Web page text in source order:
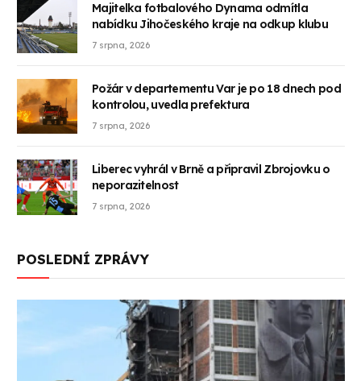
Majitelka fotbalového Dynama odmítla
nabídku Jihočeského kraje na odkup klubu
7 srpna, 2026
Požár v departementu Var je po 18 dnech pod
kontrolou, uvedla prefektura
7 srpna, 2026
Liberec vyhrál v Brně a připravil Zbrojovku o
neporazitelnost
7 srpna, 2026
POSLEDNÍ ZPRÁVY